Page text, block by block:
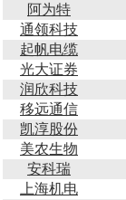
阿为特
通领科技
起帆电缆
光大证券
润欣科技
移远通信
凯淳股份
美农生物
安科瑞
上海机电